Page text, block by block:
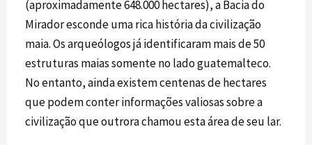
(aproximadamente 648.000 hectares), a Bacia do
Mirador esconde uma rica história da civilização
maia. Os arqueólogos já identificaram mais de 50
estruturas maias somente no lado guatemalteco.
No entanto, ainda existem centenas de hectares
que podem conter informações valiosas sobre a
civilização que outrora chamou esta área de seu lar.